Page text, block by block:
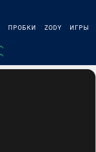
ПРОБКИ ZODY ИГРЫ